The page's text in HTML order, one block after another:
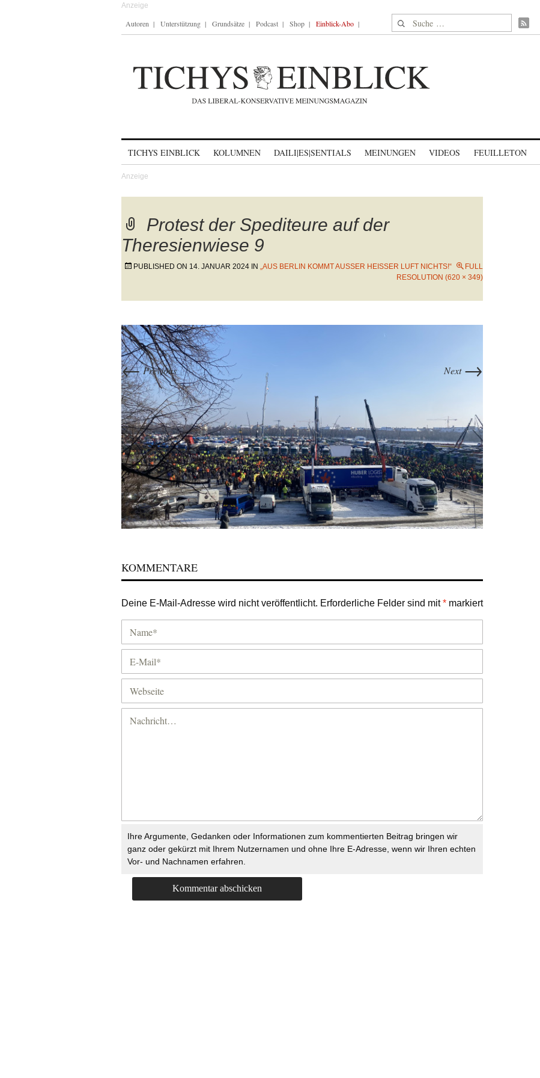
Autoren Unterstützung Grundsätze Podcast Shop Einblick-Abo Suche nach:
TICHYS EINBLICK KOLUMNEN DAILI|ES|SENTIALS MEINUNGEN VIDEOS FEUILLETON
Protest der Spediteure auf der
Theresienwiese 9
PUBLISHED ON 14. JANUAR 2024 IN „AUS BERLIN KOMMT AUSSER HEISSER LUFT NICHTS!“
FULL
RESOLUTION (620 × 349)
←Previous Next →
KOMMENTARE
Deine E-Mail-Adresse wird nicht veröffentlicht. Erforderliche Felder sind mit* markiert
Ihre Argumente, Gedanken oder Informationen zum kommentierten Beitrag bringen wir
ganz oder gekürzt mit Ihrem Nutzernamen und ohne Ihre E-Adresse, wenn wir Ihren echten
Vor- und Nachnamen erfahren.